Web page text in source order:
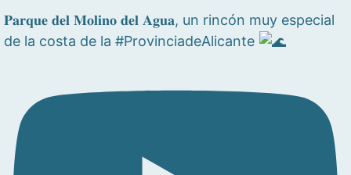
𝐏𝐚𝐫𝐪𝐮𝐞 𝐝𝐞𝐥 𝐌𝐨𝐥𝐢𝐧𝐨 𝐝𝐞𝐥 𝐀𝐠𝐮𝐚, un rincón muy especial
de la costa de la #ProvinciadeAlicante